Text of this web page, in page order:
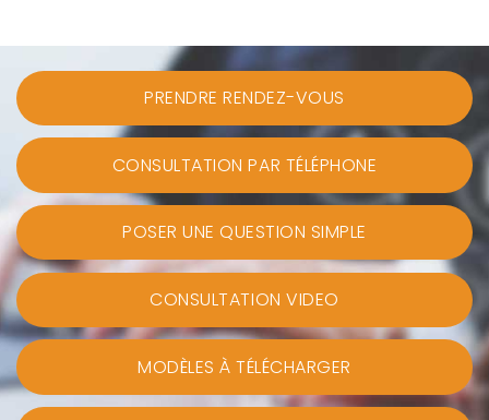
PRENDRE RENDEZ-VOUS
CONSULTATION PAR TÉLÉPHONE
POSER UNE QUESTION SIMPLE
CONSULTATION VIDEO
MODÈLES À TÉLÉCHARGER